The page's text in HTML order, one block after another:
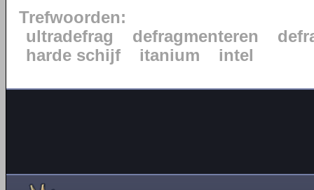
Trefwoorden:
ultradefrag
defragmenteren
harde schijf
itanium intel